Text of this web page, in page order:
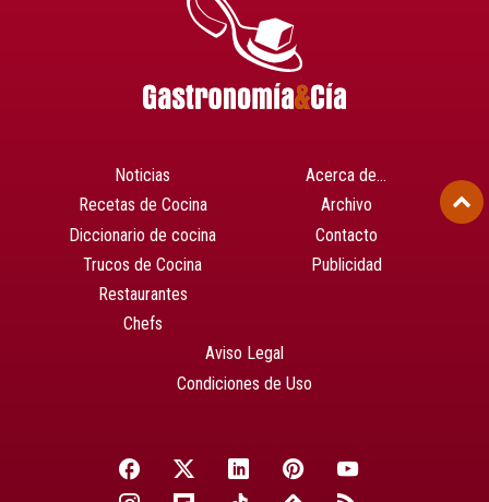
Noticias
Recetas de Cocina
Diccionario de cocina
Trucos de Cocina
Restaurantes
Chefs
Acerca de…
Archivo
Contacto
Publicidad
Aviso Legal
Condiciones de Uso